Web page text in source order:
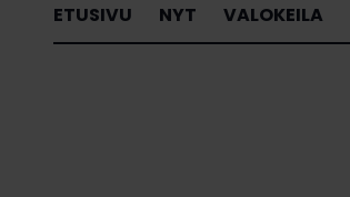
ETUSIVU NYT VALOKEILA